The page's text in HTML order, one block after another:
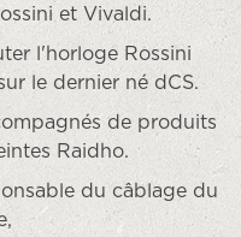
et Vivaldi.
l'horloge Rossini
le dernier né dCS.
de produits
Raidho.
du câblage du